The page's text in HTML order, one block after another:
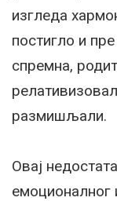
изгледа
постигло и
спремна,
размишљали.
Овај
емоционалног